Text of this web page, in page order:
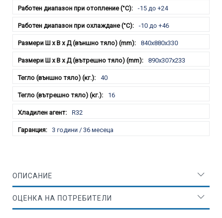
-15 до +24
-10 до +46
840x880x330
890x307x233
40
16
R32
3 години / 36 месеца
ОПИСАНИЕ
ОЦЕНКА НА ПОТРЕБИТЕЛИ